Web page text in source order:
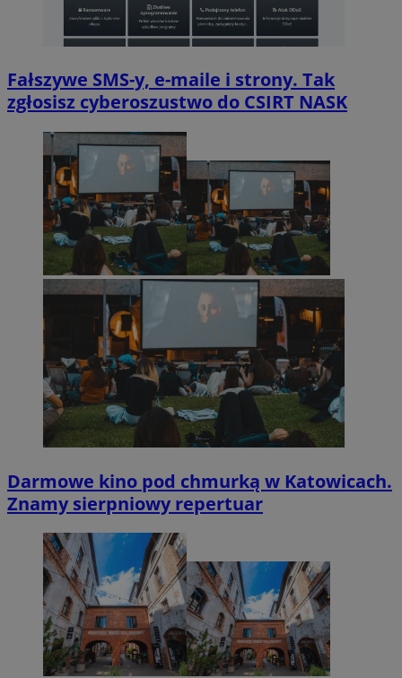
Fałszywe SMS-y, e-maile i strony. Tak
zgłosisz cyberoszustwo do CSIRT NASK
Darmowe kino pod chmurką w Katowicach.
Znamy sierpniowy repertuar